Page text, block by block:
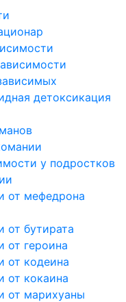
детоксикация
у подростков
от мефедрона
от бутирата
от героина
от кодеина
от кокаина
от марихуаны